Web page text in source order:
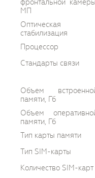
МП
Оптическая
стабилизация
Процессор
Стандарты связи
Объем
памяти, Гб
Объем
памяти, Гб
Тип карты памяти
Тип SIM-карты
Количество SIM-карт